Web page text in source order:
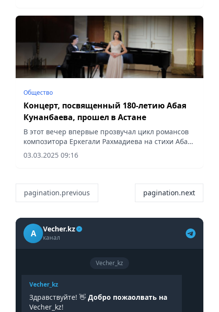
Общество
Концерт, посвященный 180-летию Абая
Кунанбаева, прошел в Астане
В этот вечер впервые прозвучал цикл романсов
композитора Еркегали Рахмадиева на стихи Абая
Кунанбаева, сообщает Vecher.kz.
03.03.2025 09:16
pagination.previous pagination.next
A Vecher.kz
канал
Vecher_kz
Vecher_kz
Здравствуйте! 👋 Добро пожаолвать на
Vecher_kz!